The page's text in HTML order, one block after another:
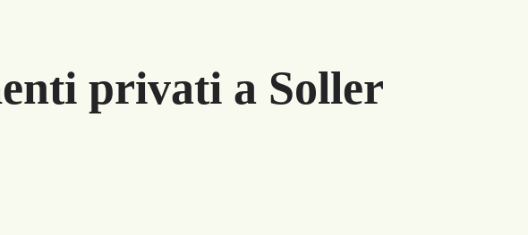
privati a Soller